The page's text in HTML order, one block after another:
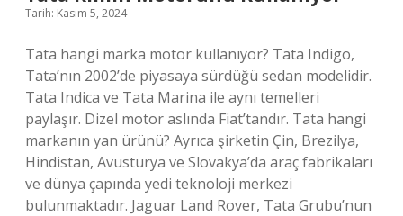
Tarih: Kasım 5, 2024
Tata hangi marka motor kullanıyor? Tata Indigo,
Tata’nın 2002’de piyasaya sürdüğü sedan modelidir.
Tata Indica ve Tata Marina ile aynı temelleri
paylaşır. Dizel motor aslında Fiat’tandır. Tata hangi
markanın yan ürünü? Ayrıca şirketin Çin, Brezilya,
Hindistan, Avusturya ve Slovakya’da araç fabrikaları
ve dünya çapında yedi teknoloji merkezi
bulunmaktadır. Jaguar Land Rover, Tata Grubu’nun